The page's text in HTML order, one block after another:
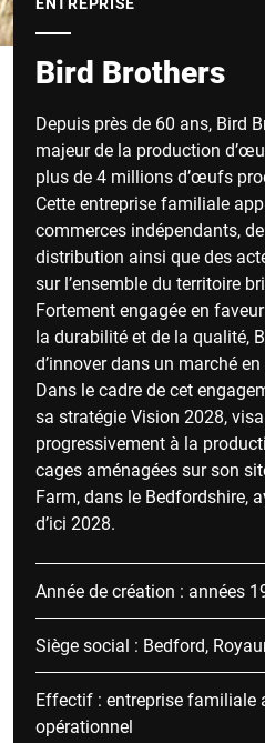
Bird Brothers
Depuis près de 60 ans, Bird
majeur de la production
plus de 4 millions d’œufs
Cette entreprise familiale
commerces indépendants,
distribution ainsi que des
sur l’ensemble du territoire
Fortement engagée en
la durabilité et de la qualité,
d’innover dans un marché
Dans le cadre de cet
sa stratégie Vision 2028,
progressivement à la
cages aménagées sur son
Farm, dans le Bedfordshire,
d’ici 2028.
Année de création : années
Siège social : Bedford,
Effectif : entreprise familiale
opérationnel